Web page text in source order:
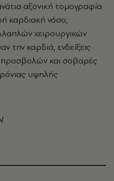
αξονική τομογραφία
καρδιακή νόσο,
χειρουργικών
καρδιά, ενδείξεις
και σοβαρές
υψηλής